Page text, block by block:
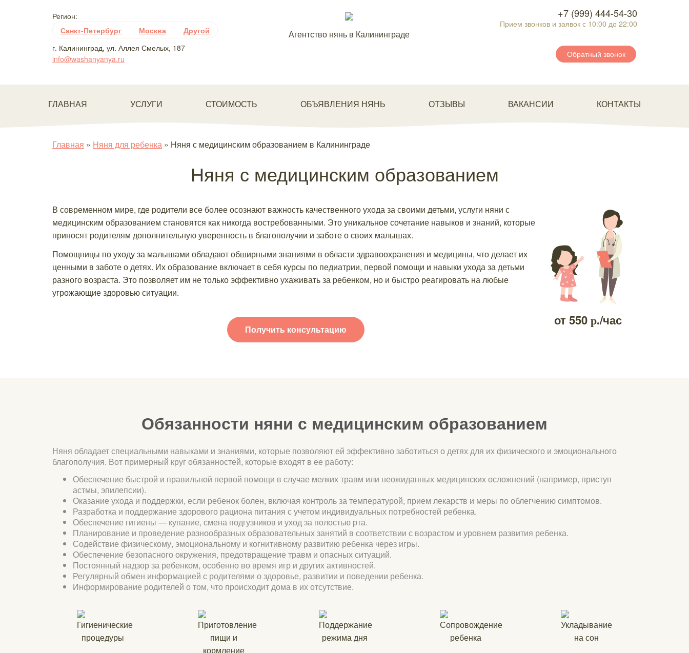
г. Калининград, ул. Аллея Смелых, 187
info@washanyanya.ru
Агентство нянь в Калининграде
+7 (999) 444-54-30
Прием звонков и заявок с 10:00 до 22:00
Обратный звонок
Регион:
Санкт-Петербург
Москва Другой
ГЛАВНАЯ УСЛУГИ СТОИМОСТЬ ОБЪЯВЛЕНИЯ НЯНЬ ОТЗЫВЫ ВАКАНСИИ КОНТАКТЫ
Главная » Няня для ребенка » Няня с медицинским образованием в Калининграде
Няня с медицинским образованием
от550 р./час
В современном мире, где родители все более осознают важность качественного ухода за своими детьми, услуги няни с
медицинским образованием становятся как никогда востребованными. Это уникальное сочетание навыков и знаний, которые
приносят родителям дополнительную уверенность в благополучии и заботе о своих малышах.
Помощницы по уходу за малышами обладают обширными знаниями в области здравоохранения и медицины, что делает их
ценными в заботе о детях. Их образование включает в себя курсы по педиатрии, первой помощи и навыки ухода за детьми
разного возраста. Это позволяет им не только эффективно ухаживать за ребенком, но и быстро реагировать на любые
угрожающие здоровью ситуации.
Получить консультацию
Обязанности няни с медицинским образованием
Няня обладает специальными навыками и знаниями, которые позволяют ей эффективно заботиться о детях для их физического и эмоционального
благополучия. Вот примерный круг обязанностей, которые входят в ее работу:
Обеспечение быстрой и правильной первой помощи в случае мелких травм или неожиданных медицинских осложнений (например, приступ
астмы, эпилепсии).
Оказание ухода и поддержки, если ребенок болен, включая контроль за температурой, прием лекарств и меры по облегчению симптомов.
Разработка и поддержание здорового рациона питания с учетом индивидуальных потребностей ребенка.
Обеспечение гигиены — купание, смена подгузников и уход за полостью рта.
Планирование и проведение разнообразных образовательных занятий в соответствии с возрастом и уровнем развития ребенка.
Содействие физическому, эмоциональному и когнитивному развитию ребенка через игры.
Обеспечение безопасного окружения, предотвращение травм и опасных ситуаций.
Постоянный надзор за ребенком, особенно во время игр и других активностей.
Регулярный обмен информацией с родителями о здоровье, развитии и поведении ребенка.
Информирование родителей о том, что происходит дома в их отсутствие.